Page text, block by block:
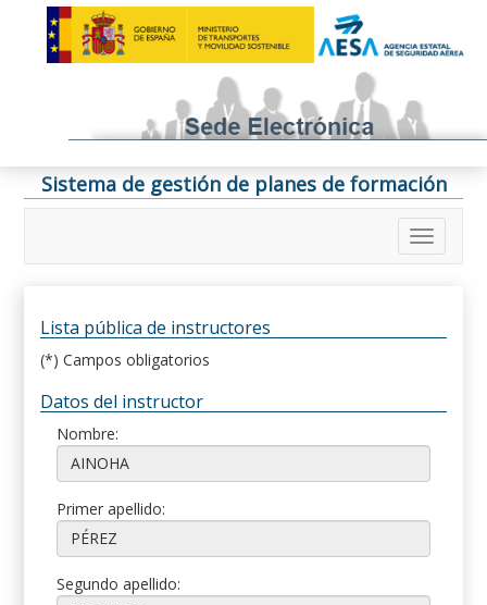
Sistema de gestión de planes de formación
Lista pública de instructores
(*) Campos obligatorios
Datos del instructor
Nombre:
Primer apellido:
Segundo apellido: